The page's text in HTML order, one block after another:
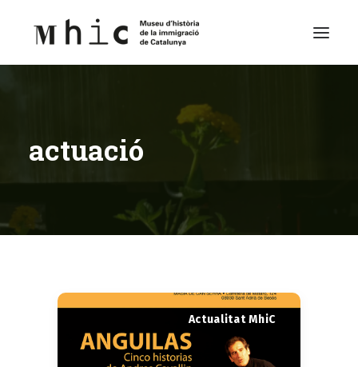
Museu
Visita’ns
Exposicions
Espai Educatiu
Català
actuació
Actualitat MhiC